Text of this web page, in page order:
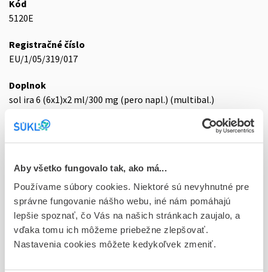
Aby všetko fungovalo tak, ako má...
Používame súbory cookies. Niektoré sú nevyhnutné pre
správne fungovanie nášho webu, iné nám pomáhajú
lepšie spoznať, čo Vás na našich stránkach zaujalo, a
vďaka tomu ich môžeme priebežne zlepšovať.
Nastavenia cookies môžete kedykoľvek zmeniť.
Kód
5120E
Registračné číslo
EU/1/05/319/017
Doplnok
sol ira 6 (6x1)x2 ml/300 mg (pero napl.) (multibal.)
Stav
E - EU registrácia
Typ registračnej procedúry
Európska
Držiteľ, krajina
Novartis Europharm Limited, Írsko
Indikačná skupina